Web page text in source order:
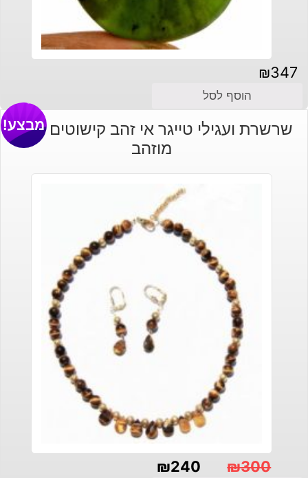
₪347
הוסף לסל
שרשרת ועגילי טייגר אי זהב קישוטים וסוגר
מוזהב
מבצע!
₪300
₪240